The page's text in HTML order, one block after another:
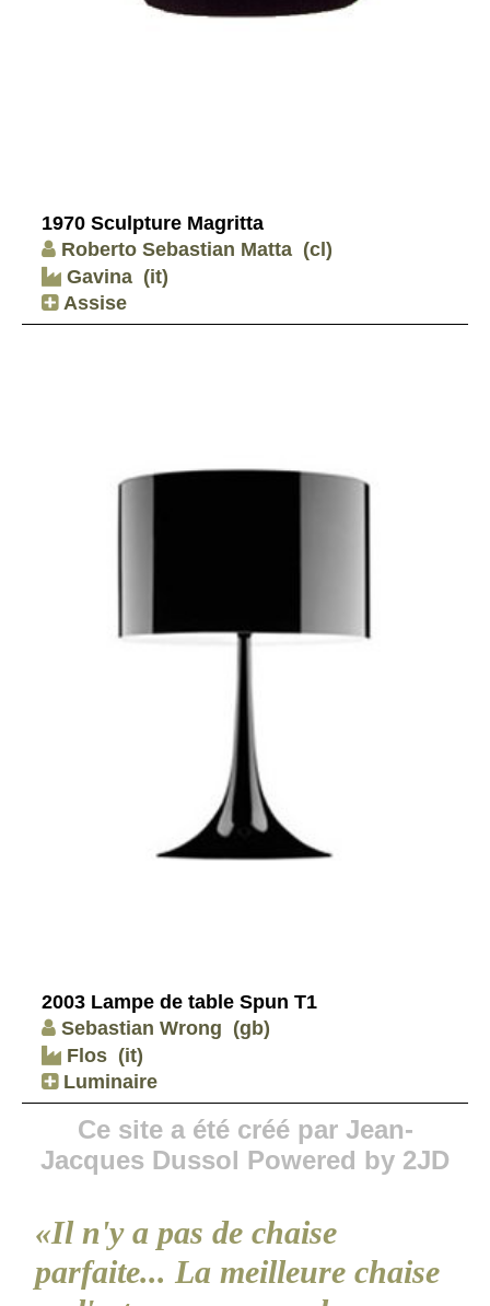
1970 Sculpture Magritta
Roberto Sebastian Matta (cl)
Gavina (it)
Assise
2003 Lampe de table Spun T1
Sebastian Wrong (gb)
Flos (it)
Luminaire
Ce site a été créé par Jean-
Jacques Dussol Powered by 2JD
«Il n'y a pas de chaise
parfaite... La meilleure chaise